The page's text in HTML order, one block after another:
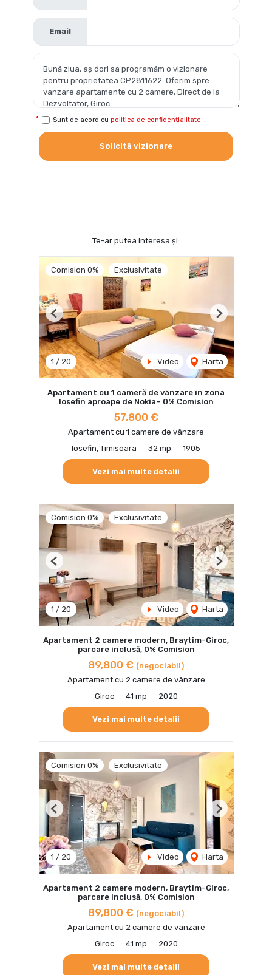
Email
Sunt de acord cu politica de confidențialitate
Solicită vizionare
Te-ar putea interesa și:
Comision 0% Exclusivitate
1 / 20 Video Harta
Previous Next
Apartament cu 1 cameră de vânzare în zona
Iosefin aproape de Nokia– 0% Comision
57,800 €
Apartament cu 1 camere de vânzare
Iosefin, Timisoara
32 mp 1905
Vezi mai multe detalii
Comision 0% Exclusivitate
1 / 20 Video Harta
Previous Next
Apartament 2 camere modern, Braytim-Giroc,
parcare inclusă, 0% Comision
89,800 € (negociabil)
Apartament cu 2 camere de vânzare
Giroc
41 mp 2020
Vezi mai multe detalii
Comision 0% Exclusivitate
1 / 20 Video Harta
Previous Next
Apartament 2 camere modern, Braytim-Giroc,
parcare inclusă, 0% Comision
89,800 € (negociabil)
Apartament cu 2 camere de vânzare
Giroc
41 mp 2020
Vezi mai multe detalii